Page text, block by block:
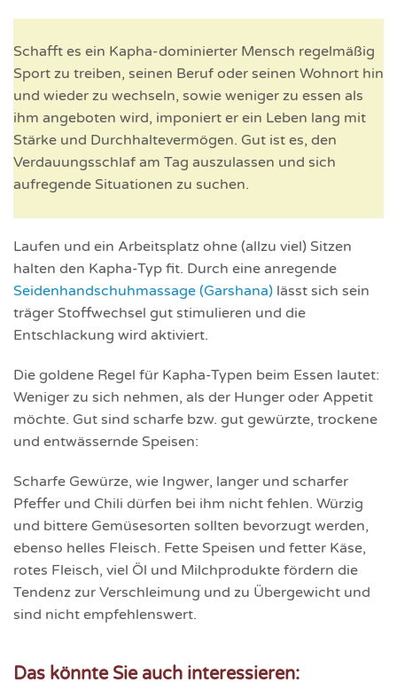
Schafft es ein Kapha-dominierter Mensch regelmäßig
Sport zu treiben, seinen Beruf oder seinen Wohnort hin
und wieder zu wechseln, sowie weniger zu essen als
ihm angeboten wird, imponiert er ein Leben lang mit
Stärke und Durchhaltevermögen. Gut ist es, den
Verdauungsschlaf am Tag auszulassen und sich
aufregende Situationen zu suchen.
Laufen und ein Arbeitsplatz ohne (allzu viel) Sitzen
halten den Kapha-Typ fit. Durch eine anregende
Seidenhandschuhmassage (Garshana) lässt sich sein
träger Stoffwechsel gut stimulieren und die
Entschlackung wird aktiviert.
Die goldene Regel für Kapha-Typen beim Essen lautet:
Weniger zu sich nehmen, als der Hunger oder Appetit
möchte. Gut sind scharfe bzw. gut gewürzte, trockene
und entwässernde Speisen:
Scharfe Gewürze, wie Ingwer, langer und scharfer
Pfeffer und Chili dürfen bei ihm nicht fehlen. Würzig
und bittere Gemüsesorten sollten bevorzugt werden,
ebenso helles Fleisch. Fette Speisen und fetter Käse,
rotes Fleisch, viel Öl und Milchprodukte fördern die
Tendenz zur Verschleimung und zu Übergewicht und
sind nicht empfehlenswert.
Das könnte Sie auch interessieren: